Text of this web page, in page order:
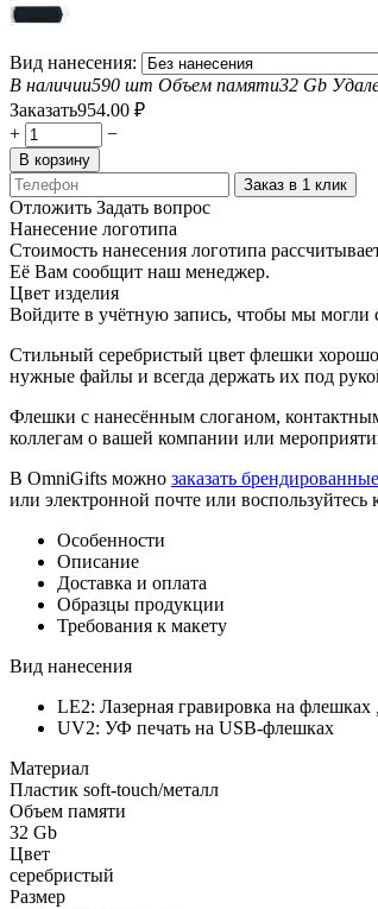
Вид нанесения:
В наличии590 шт Объем памяти32 Gb
Заказать954.00 ₽
+
−
В корзину
Заказ в 1 клик
Отложить Задать вопрос
Нанесение логотипа
Стоимость нанесения логотипа
Её Вам сообщит наш менеджер.
Цвет изделия
Войдите в учётную запись, чтобы мы могли
Стильный серебристый цвет флешки
нужные файлы и всегда держать их под
Флешки с нанесённым слоганом,
коллегам о вашей компании или
В OmniGifts можно заказать
или электронной почте или воспользуйтесь
Особенности
Описание
Доставка и оплата
Образцы продукции
Требования к макету
Вид нанесения
LE2: Лазерная гравировка на флешках
UV2: УФ печать на USB-флешках
Материал
Пластик soft-touch/металл
Объем памяти
32 Gb
Цвет
серебристый
Размер